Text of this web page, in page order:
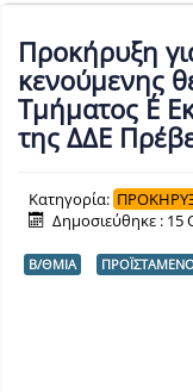
Προκήρυξη
κενούμενης
Τμήματος Ε΄
της ΔΔΕ
Κατηγορία:
Δημοσιεύθηκε : 15
Β/ΘΜΙΑ